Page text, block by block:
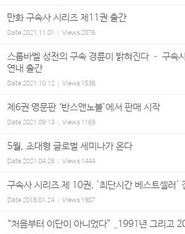
만화 구속사 시리즈 제11권 출간
Date2021.11.01 Views2076
스룹바벨 성전의 구속 경륜이 밝혀진다 – 구속
연내 출간
Date2021.10.12 Views 1538
제6권 영문판 ‘반스앤노블’에서 판매 시작
Date2021.09.13 Views 1169
5월, 초대형 글로벌 세미나가 온다
Date2021.04.26 Views 1444
구속사 시리즈 제 10권, '최단시간 베스트셀러'
Date2018.01.24 Views 1907
“처음부터 이단이 아니었다” _1991년 그리고